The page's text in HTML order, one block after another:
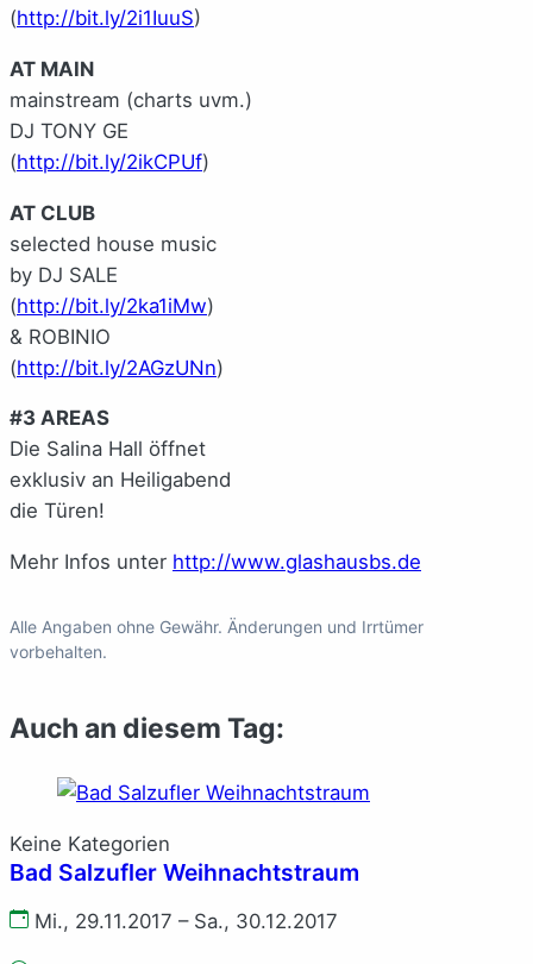
(http://bit.ly/2i1IuuS)
AT MAIN
mainstream (charts uvm.)
DJ TONY GE
(http://bit.ly/2ikCPUf)
AT CLUB
selected house music
by DJ SALE
(http://bit.ly/2ka1iMw)
& ROBINIO
(http://bit.ly/2AGzUNn)
#3 AREAS
Die Salina Hall öffnet
exklusiv an Heiligabend
die Türen!
Mehr Infos unter http://www.glashausbs.de
Alle Angaben ohne Gewähr. Änderungen und Irrtümer
vorbehalten.
Auch an diesem Tag:
Keine Kategorien
Bad Salzufler Weihnachtstraum
Mi., 29.11.2017 – Sa., 30.12.2017